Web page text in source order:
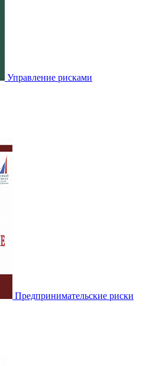
Управление рисками
Предпринимательские риски